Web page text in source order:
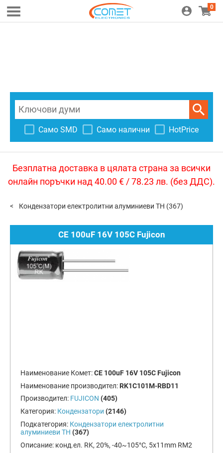
0
Само SMD Само налични HotPrice
Безплатна доставка в цялата страна за всички
онлайн поръчки над 40.00 € / 78.23 лв. (без ДДС).
Кондензатори електролитни алуминиеви TH (367)
CE 100uF 16V 105C Fujicon
Наименование Комет:CE 100uF 16V 105C Fujicon
Наименование производител: RK1C101M-RBD11
Производител: FUJICON (405)
Категория: Кондензатори (2146)
Подкатегория: Кондензатори електролитни
алуминиеви TH (367)
Описание: конд.ел. RK, 20%, -40~105°C, 5x11mm RM2